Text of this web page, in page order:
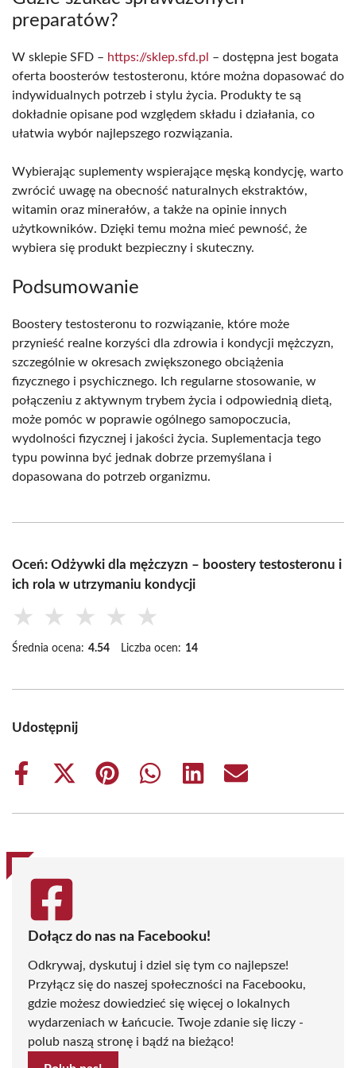
preparatów?
W sklepie SFD – https://sklep.sfd.pl – dostępna jest bogata
oferta boosterów testosteronu, które można dopasować do
indywidualnych potrzeb i stylu życia. Produkty te są
dokładnie opisane pod względem składu i działania, co
ułatwia wybór najlepszego rozwiązania.
Wybierając suplementy wspierające męską kondycję, warto
zwrócić uwagę na obecność naturalnych ekstraktów,
witamin oraz minerałów, a także na opinie innych
użytkowników. Dzięki temu można mieć pewność, że
wybiera się produkt bezpieczny i skuteczny.
Podsumowanie
Boostery testosteronu to rozwiązanie, które może
przynieść realne korzyści dla zdrowia i kondycji mężczyzn,
szczególnie w okresach zwiększonego obciążenia
fizycznego i psychicznego. Ich regularne stosowanie, w
połączeniu z aktywnym trybem życia i odpowiednią dietą,
może pomóc w poprawie ogólnego samopoczucia,
wydolności fizycznej i jakości życia. Suplementacja tego
typu powinna być jednak dobrze przemyślana i
dopasowana do potrzeb organizmu.
Oceń: Odżywki dla mężczyzn – boostery testosteronu i
ich rola w utrzymaniu kondycji
★ ★ ★ ★ ★
Średnia ocena: 4.54 Liczba ocen: 14
Udostępnij
Share
Share
(Twitter)
Share
Share
Share
Share
Dołącz do nas na Facebooku!
Odkrywaj, dyskutuj i dziel się tym co najlepsze!
Przyłącz się do naszej społeczności na Facebooku,
gdzie możesz dowiedzieć się więcej o lokalnych
wydarzeniach w Łańcucie. Twoje zdanie się liczy -
polub naszą stronę i bądź na bieżąco!